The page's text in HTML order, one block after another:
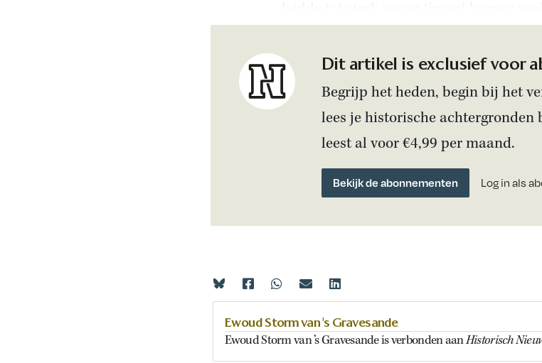
Dit artikel is exclusief voor
Begrijp het heden, begin bij het
lees je historische achtergronden
leest al voor €4,99 per maand.
Bekijk de abonnementen Log in als
Ewoud Storm van 's Gravesande
Ewoud Storm van ’s Gravesande is verbonden aanHistorisch